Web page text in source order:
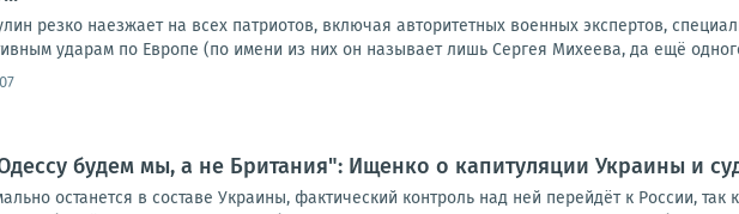
резко наезжает на всех патриотов, включая авторитетных военных экспертов,
ударам по Европе (по имени из них он называет лишь Сергея Михеева, да ещё
будем мы, а не Британия": Ищенко о капитуляции Украины и
останется в составе Украины, фактический контроль над ней перейдёт к России, так